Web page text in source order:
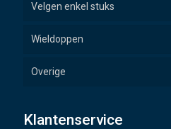
Velgen enkel stuks
Wieldoppen
Overige
Klantenservice